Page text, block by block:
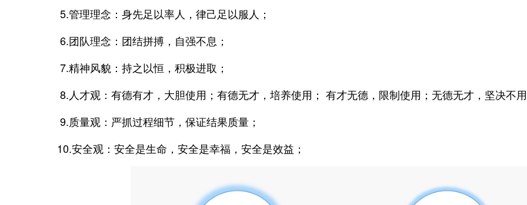
5.管理理念：身先足以率人，律己足以服人；
6.团队理念：团结拼搏，自强不息；
7.精神风貌：持之以恒，积极进取；
8.人才观：有德有才，大胆使用；有德无才，培养使用； 有才无德， 限制使用；无德无才，坚决不
9.质量观：严抓过程细节，保证结果质量；
10.安全观：安全是生命，安全是幸福，安全是效益；